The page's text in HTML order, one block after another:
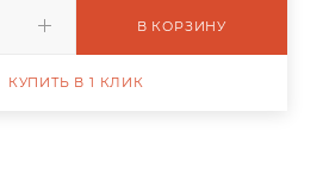
В КОРЗИНУ
КУПИТЬ В 1 КЛИК